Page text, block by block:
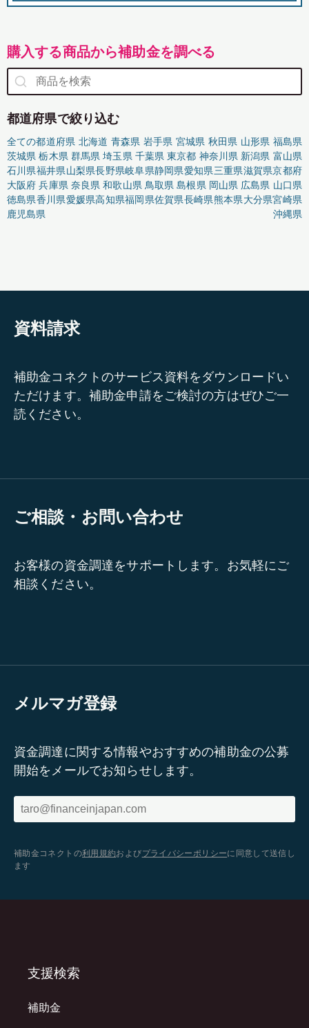
購入する商品から補助金を調べる
都道府県で絞り込む
全ての都道府県 北海道 青森県 岩手県 宮城県 秋田県 山形県 福島県
茨城県 栃木県 群馬県 埼玉県 千葉県 東京都 神奈川県 新潟県 富山県
石川県福井県山梨県長野県岐阜県静岡県愛知県三重県滋賀県京都府
大阪府 兵庫県 奈良県 和歌山県 鳥取県 島根県 岡山県 広島県 山口県
徳島県香川県愛媛県高知県福岡県佐賀県長崎県熊本県大分県宮崎県
鹿児島県
沖縄県
資料請求
補助金コネクトのサービス資料をダウンロードい
ただけます。補助金申請をご検討の方はぜひご一
読ください。
ご相談・お問い合わせ
お客様の資金調達をサポートします。お気軽にご
相談ください。
メルマガ登録
資金調達に関する情報やおすすめの補助金の公募
開始をメールでお知らせします。
補助金コネクトの利用規約およびプライバシーポリシーに同意して送信し
ます
支援検索
補助金